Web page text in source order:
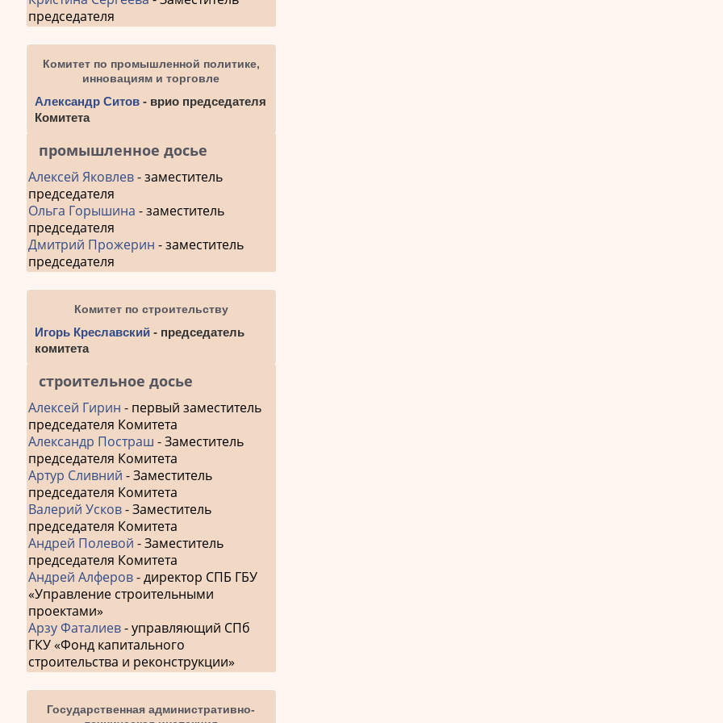
председателя
Комитет по промышленной политике,
инновациям и торговле
Александр Ситов - врио председателя
Комитета
промышленное досье
Алексей Яковлев- заместитель
председателя
Ольга Горышина - заместитель
председателя
Дмитрий Прожерин - заместитель
председателя
Комитет по строительству
Игорь Креславский - председатель
комитета
строительное досье
Алексей Гирин - первый заместитель
председателя Комитета
Александр Постраш - Заместитель
председателя Комитета
Артур Сливний - Заместитель
председателя Комитета
Валерий Усков- Заместитель
председателя Комитета
Андрей Полевой - Заместитель
председателя Комитета
Андрей Алферов- директор СПБ ГБУ
«Управление строительными
проектами»
Арзу Фаталиев- управляющий СПб
ГКУ «Фонд капитального
строительства и реконструкции»
Государственная административно-